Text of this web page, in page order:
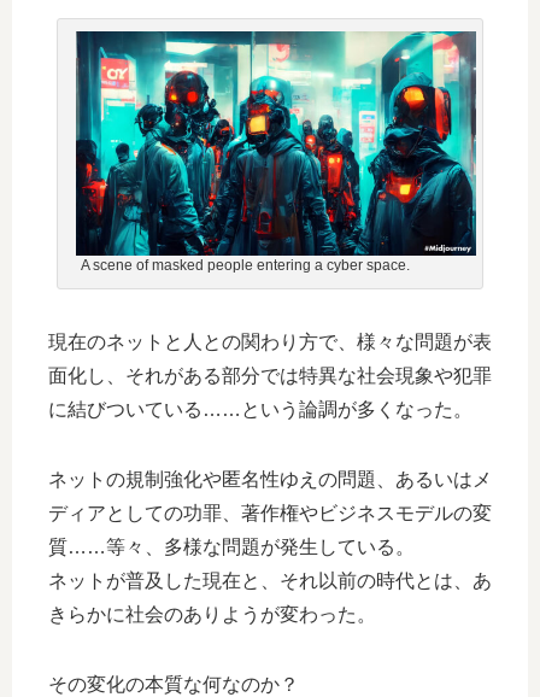
A scene of masked people entering a cyber space.
現在のネットと人との関わり方で、様々な問題が表
面化し、それがある部分では特異な社会現象や犯罪
に結びついている……という論調が多くなった。
ネットの規制強化や匿名性ゆえの問題、あるいはメ
ディアとしての功罪、著作権やビジネスモデルの変
質……等々、多様な問題が発生している。
ネットが普及した現在と、それ以前の時代とは、あ
きらかに社会のありようが変わった。
その変化の本質な何なのか？